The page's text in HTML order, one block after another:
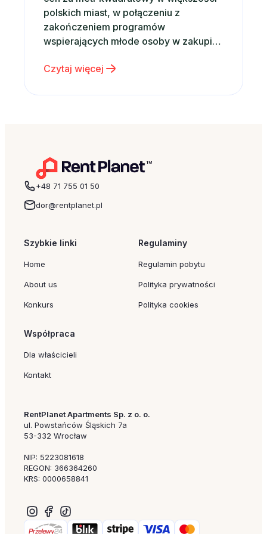
polskich miast, w połączeniu z
zakończeniem programów
wspierających młode osoby w zakupie
wpływ na rynkowe tendencje, z opinii
powinna mieć miejsca. Zgodnie z
Czytaj więcej
+48 71 755 01 50
dor@rentplanet.pl
Szybkie linki
Home
About us
Konkurs
Regulaminy
Regulamin pobytu
Polityka prywatności
Polityka cookies
Współpraca
Dla właścicieli
Kontakt
RentPlanet Apartments Sp. z o. o.
ul. Powstańców Śląskich 7a
53-332 Wrocław
NIP: 5223081618
REGON: 366364260
KRS: 0000658841